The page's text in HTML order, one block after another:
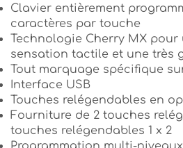
Clavier entièrement
caractères par touche
Technologie Cherry MX pour
sensation tactile et une très
Tout marquage spécifique
Interface USB
Touches relégendables en
Fourniture de 2 touches
touches relégendables 1 x 2